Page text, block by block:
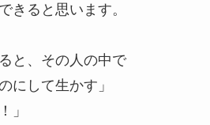
きると思います。
と、その人の中で
にして生かす」
」